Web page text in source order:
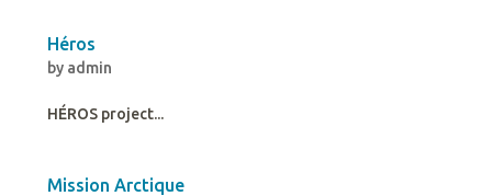
Héros
by admin
HÉROS project...
Mission Arctique